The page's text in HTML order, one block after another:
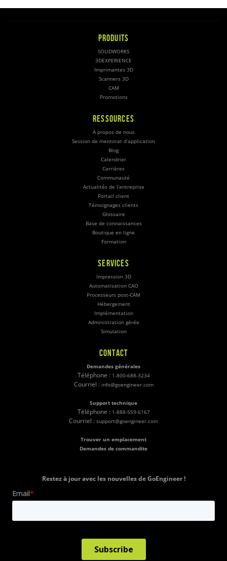
PRODUITS
SOLIDWORKS
3DEXPERIENCE
Imprimantes 3D
Scanners 3D
CAM
Promotions
RESSOURCES
À propos de nous
Session de mentorat d’application
Blog
Calendrier
Carrières
Communauté
Actualités de l’entreprise
Portail client
Témoignages clients
Glossaire
Base de connaissances
Boutique en ligne
Formation
SERVICES
Impression 3D
Automatisation CAO
Processeurs post-CAM
Hébergement
Implémentation
Administration gérée
Simulation
CONTACT
Demandes générales
Téléphone : 1-800-688-3234
Courriel : info@goengineer.com
Support technique
Téléphone : 1-888-559-6167
Courriel : support@goengineer.com
Trouver un emplacement
Demandes de commandite
Restez à jour avec les nouvelles de GoEngineer !